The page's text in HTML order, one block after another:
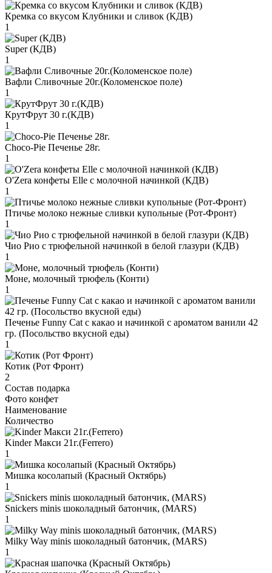
Кремка со вкусом Клубники и сливок (КДВ)
1
Super (КДВ)
1
Вафли Сливочные 20г.(Коломенское поле)
1
КрутФрут 30 г.(КДВ)
1
Choco-Pie Печенье 28г.
1
O'Zera конфеты Elle с молочной начинкой (КДВ)
1
Птичье молоко нежные сливки купольные (Рот-Фронт)
1
Чио Рио с трюфельной начинкой в белой глазури (КДВ)
1
Моне, молочный трюфель (Конти)
1
Печенье Funny Сat с какао и начинкой с ароматом ванили 42
гр. (Посольство вкусной еды)
1
Котик (Рот Фронт)
2
Состав подарка
Фото конфет
Наименование
Количество
Kinder Макси 21г.(Ferrero)
1
Мишка косолапый (Красный Октябрь)
1
Snickers minis шоколадный батончик, (MARS)
1
Milky Way minis шоколадный батончик, (MARS)
1